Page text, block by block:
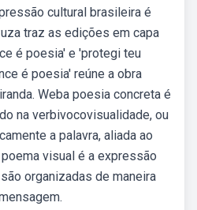
cultural brasileira é
traz as edições em capa
é poesia' e 'protegi teu
é poesia' reúne a obra
Weba poesia concreta é
na verbivocovisualidade, ou
a palavra, aliada ao
visual é a expressão
organizadas de maneira